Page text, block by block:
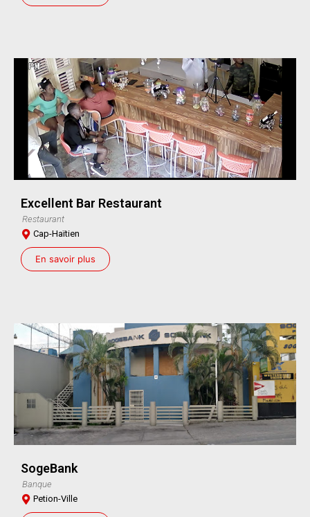
Excellent Bar Restaurant
Restaurant
Cap-Haïtien
En savoir plus
SogeBank
Banque
Petion-Ville